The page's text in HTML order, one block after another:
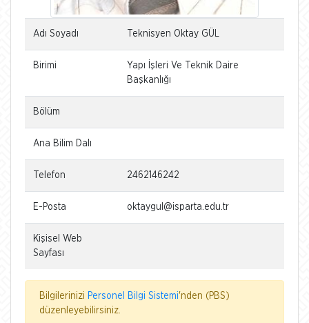
Adı Soyadı Teknisyen Oktay GÜL
Birimi
Yapı İşleri Ve Teknik Daire
Başkanlığı
Bölüm
Ana Bilim Dalı
Telefon 2462146242
E-Posta oktaygul@isparta.edu.tr
Kişisel Web
Sayfası
Bilgilerinizi Personel Bilgi Sistemi'nden (PBS)
düzenleyebilirsiniz.